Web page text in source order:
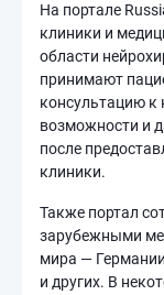
На портале
клиники и
области
принимают
консультацию к
возможности и
после
клиники.
Также портал
зарубежными
мира —
и других. В